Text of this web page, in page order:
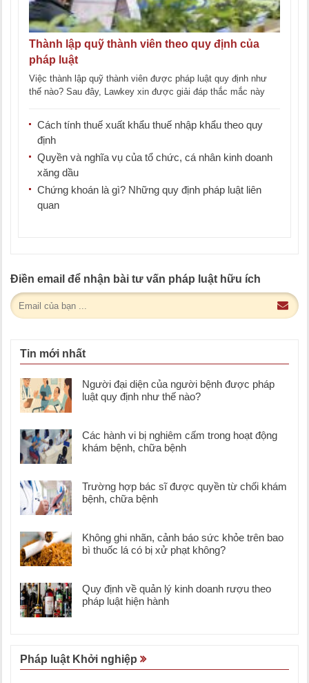
Thành lập quỹ thành viên theo quy định của
pháp luật
Việc thành lập quỹ thành viên được pháp luật quy định như
thế nào? Sau đây, Lawkey xin được giải đáp thắc mắc này
Cách tính thuế xuất khẩu thuế nhập khẩu theo quy
định
Quyền và nghĩa vụ của tổ chức, cá nhân kinh doanh
xăng dầu
Chứng khoán là gì? Những quy định pháp luật liên
quan
Điền email để nhận bài tư vấn pháp luật hữu ích
Tin mới nhất
Người đại diện của người bệnh được pháp
luật quy định như thế nào?
Các hành vi bị nghiêm cấm trong hoạt động
khám bệnh, chữa bệnh
Trường hợp bác sĩ được quyền từ chối khám
bệnh, chữa bệnh
Không ghi nhãn, cảnh báo sức khỏe trên bao
bì thuốc lá có bị xử phạt không?
Quy định về quản lý kinh doanh rượu theo
pháp luật hiện hành
Pháp luật Khởi nghiệp